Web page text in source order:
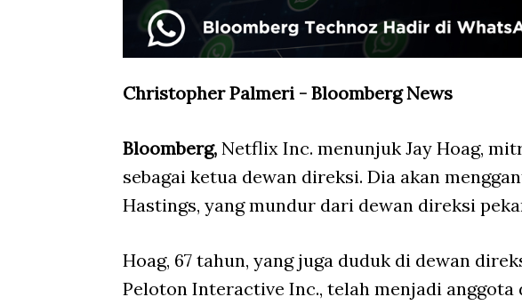
Christopher Palmeri - Bloomberg News
Bloomberg, Netflix Inc. menunjuk Jay Hoag,
sebagai ketua dewan direksi. Dia akan
Hastings, yang mundur dari dewan direksi
Hoag, 67 tahun, yang juga duduk di dewan
Peloton Interactive Inc., telah menjadi